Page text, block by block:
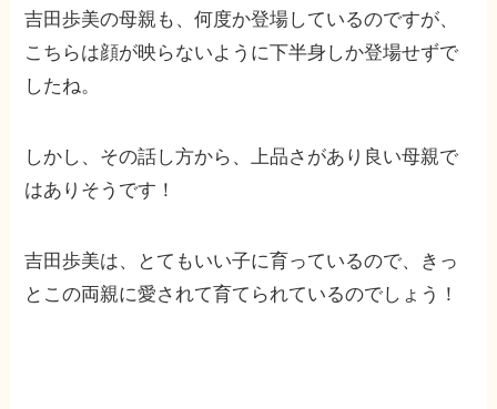
吉田歩美の母親も、何度か登場しているのですが、
こちらは顔が映らないように下半身しか登場せずで
したね。
しかし、その話し方から、上品さがあり良い母親で
はありそうです！
吉田歩美は、とてもいい子に育っているので、きっ
とこの両親に愛されて育てられているのでしょう！